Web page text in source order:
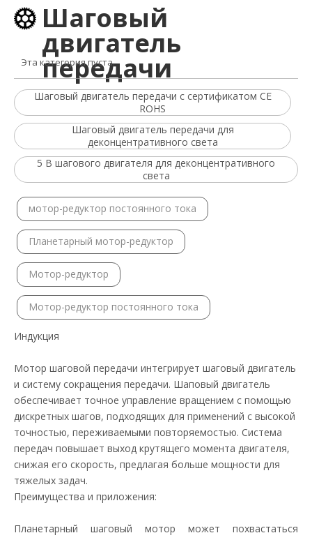
Шаговый
двигатель
передачи
Эта категория пуста.
Шаговый двигатель передачи с сертификатом CE
ROHS
Шаговый двигатель передачи для
деконцентративного света
5 В шагового двигателя для деконцентративного
света
мотор-редуктор постоянного тока
Планетарный мотор-редуктор
Мотор-редуктор
Мотор-редуктор постоянного тока
Индукция
Мотор шаговой передачи интегрирует шаговый двигатель
и систему сокращения передачи. Шаповый двигатель
обеспечивает точное управление вращением с помощью
дискретных шагов, подходящих для применений с высокой
точностью, переживаемыми повторяемостью. Система
передач повышает выход крутящего момента двигателя,
снижая его скорость, предлагая больше мощности для
тяжелых задач.
Преимущества и приложения:
Планетарный шаговый мотор может похвастаться